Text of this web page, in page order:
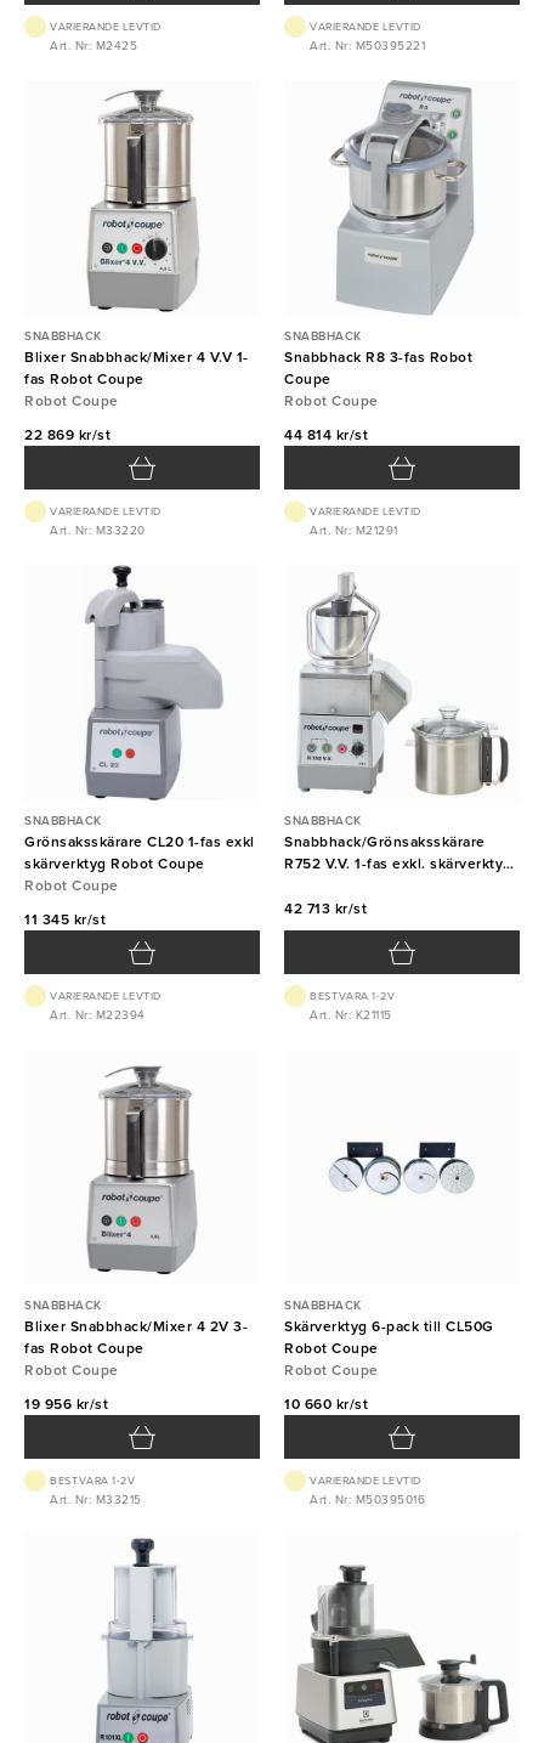
VARIERANDE LEVTID
Art. Nr: M2425
VARIERANDE LEVTID
Art. Nr: M50395221
SNABBHACK
Blixer Snabbhack/Mixer 4 V.V 1-
fas Robot Coupe
Robot Coupe
22 869 kr/st
VARIERANDE LEVTID
Art. Nr: M33220
SNABBHACK
Snabbhack R8 3-fas Robot
Coupe
Robot Coupe
44 814 kr/st
VARIERANDE LEVTID
Art. Nr: M21291
SNABBHACK
Grönsaksskärare CL20 1-fas exkl
skärverktyg Robot Coupe
Robot Coupe
11 345 kr/st
VARIERANDE LEVTID
Art. Nr: M22394
SNABBHACK
Snabbhack/Grönsaksskärare
R752 V.V. 1-fas exkl. skärverktyg
42 713 kr/st
BEST.VARA 1-2V
Art. Nr: K21115
SNABBHACK
Blixer Snabbhack/Mixer 4 2V 3-
fas Robot Coupe
Robot Coupe
19 956 kr/st
BEST.VARA 1-2V
Art. Nr: M33215
SNABBHACK
Skärverktyg 6-pack till CL50G
Robot Coupe
Robot Coupe
10 660 kr/st
VARIERANDE LEVTID
Art. Nr: M50395016